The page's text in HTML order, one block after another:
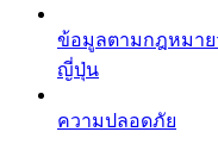
ข้อมูลตามกฎหมาย
ญี่ปุ่น
ความปลอดภัย